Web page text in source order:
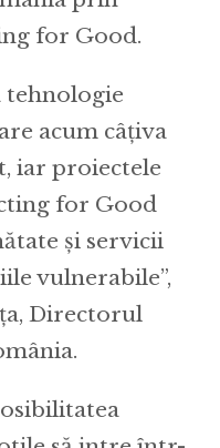
for Good.
tehnologie
acum câțiva
iar proiectele
for Good
și servicii
vulnerabile”,
Directorul